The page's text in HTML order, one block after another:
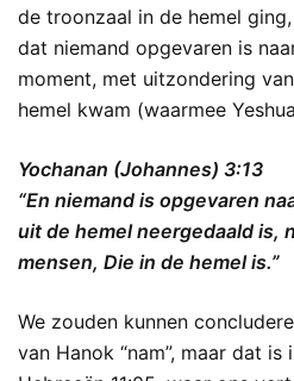
de troonzaal in de hemel
dat niemand opgevaren is
moment, met uitzondering
hemel kwam (waarmee
Yochanan (Johannes) 3:13
“En niemand is opgevaren
uit de hemel neergedaald is,
mensen, Die in de hemel is.”
We zouden kunnen
van Hanok “nam”, maar dat